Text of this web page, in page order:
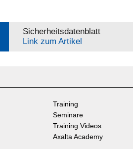
Sicherheitsdatenblatt
Link zum Artikel
Training
Seminare
Training Videos
Axalta Academy